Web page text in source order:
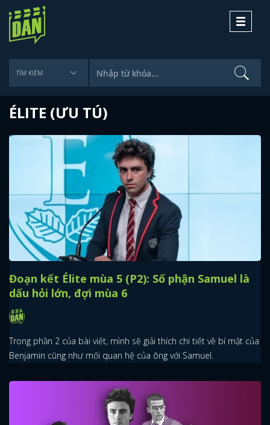
Toggle
ÉLITE (ƯU TÚ)
Đoạn kết Élite mùa 5 (P2): Số phận Samuel là
dấu hỏi lớn, đợi mùa 6
Trong phần 2 của bài viết, mình sẽ giải thích chi tiết về bí mật của
Benjamin cũng như mối quan hệ của ông với Samuel.